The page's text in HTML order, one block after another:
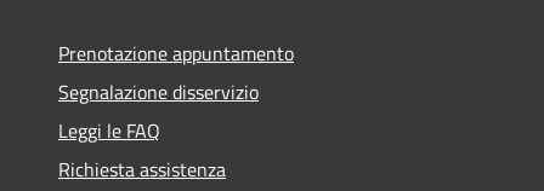
Prenotazione appuntamento
Segnalazione disservizio
Leggi le FAQ
Richiesta assistenza